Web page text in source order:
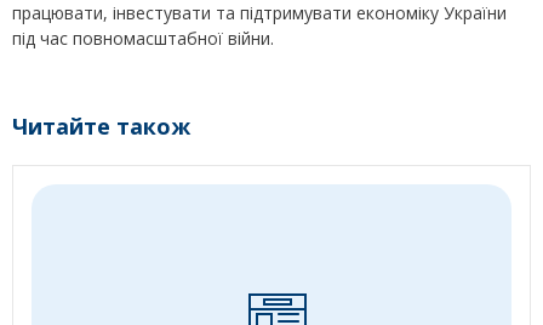
працювати, інвестувати та підтримувати економіку України
під час повномасштабної війни.
Читайте також